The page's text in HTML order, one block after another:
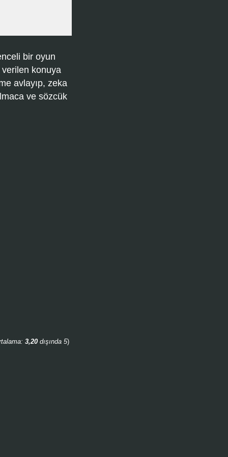
bir oyun
konuya
avlayıp, zeka
ve sözcük
3,20 dışında 5)